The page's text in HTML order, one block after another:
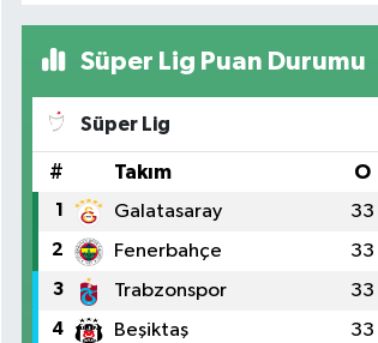
Süper Lig Puan Durumu
Süper Lig
# Takım O
1 Galatasaray 33
2 Fenerbahçe 33
3 Trabzonspor 33
4 Beşiktaş 33